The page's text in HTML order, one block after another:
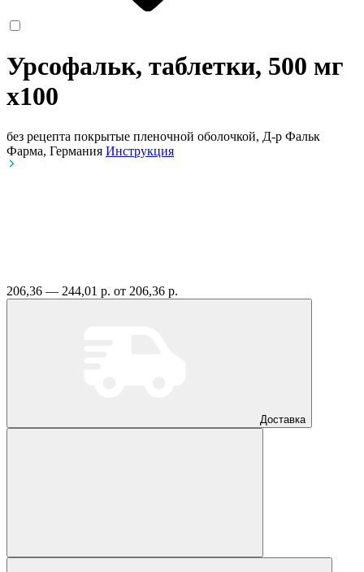
Урсофальк, таблетки, 500 мг
x100
без рецепта покрытые пленочной оболочкой, Д-р Фальк
Фарма, Германия Инструкция
206,36 — 244,01 р. от 206,36 р.
Доставка